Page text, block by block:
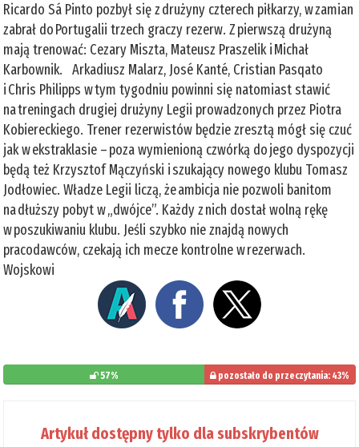
Ricardo Sá Pinto pozbył się z drużyny czterech piłkarzy, w zamian
zabrał do Portugalii trzech graczy rezerw. Z pierwszą drużyną
mają trenować: Cezary Miszta, Mateusz Praszelik i Michał
Karbownik. Arkadiusz Malarz, José Kanté, Cristian Pasqato
i Chris Philipps w tym tygodniu powinni się natomiast stawić
na treningach drugiej drużyny Legii prowadzonych przez Piotra
Kobiereckiego. Trener rezerwistów będzie zresztą mógł się czuć
jak w ekstraklasie – poza wymienioną czwórką do jego dyspozycji
będą też Krzysztof Mączyński i szukający nowego klubu Tomasz
Jodłowiec. Władze Legii liczą, że ambicja nie pozwoli banitom
na dłuższy pobyt w „dwójce”. Każdy z nich dostał wolną rękę
w poszukiwaniu klubu. Jeśli szybko nie znajdą nowych
pracodawców, czekają ich mecze kontrolne w rezerwach.
Wojskowi
57% pozostało do przeczytania: 43%
Artykuł dostępny tylko dla subskrybentów